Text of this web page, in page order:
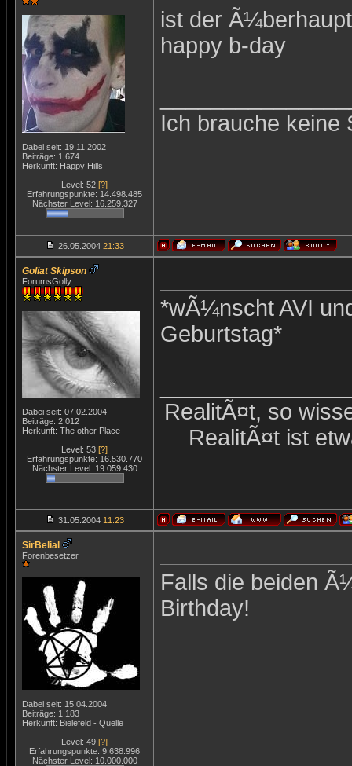
Dabei seit: 19.11.2002
Beiträge: 1.674
Herkunft: Happy Hills
Level: 52 [?]
Erfahrungspunkte: 14.498.485
Nächster Level: 16.259.327
ist der
happy b-day
Ich brauche keine
26.05.2004 21:33
Goliat Skipson
ForumsGolly
Dabei seit: 07.02.2004
Beiträge: 2.012
Herkunft: The other Place
Level: 53 [?]
Erfahrungspunkte: 16.530.770
Nächster Level: 19.059.430
*wÃ¼nscht AVI
Geburtstag*
RealitÃ¤t, so
RealitÃ¤t ist
31.05.2004 11:23
SirBelial
Forenbesetzer
Dabei seit: 15.04.2004
Beiträge: 1.183
Herkunft: Bielefeld - Quelle
Level: 49 [?]
Erfahrungspunkte: 9.638.996
Nächster Level: 10.000.000
Falls die beiden
Birthday!